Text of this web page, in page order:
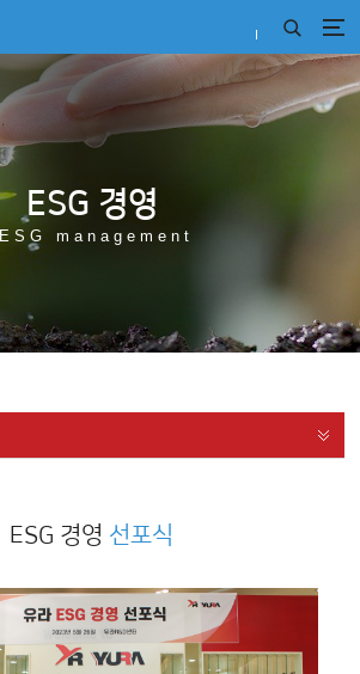
ESG 경영
ESG management
ESG 경영 선포식